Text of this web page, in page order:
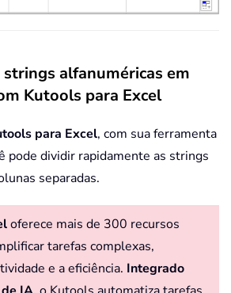
alfanuméricas em
Kutools para Excel
para Excel, com sua ferramenta
pode dividir rapidamente as strings
separadas.
oferece mais de 300 recursos
tarefas complexas,
e a eficiência. Integrado